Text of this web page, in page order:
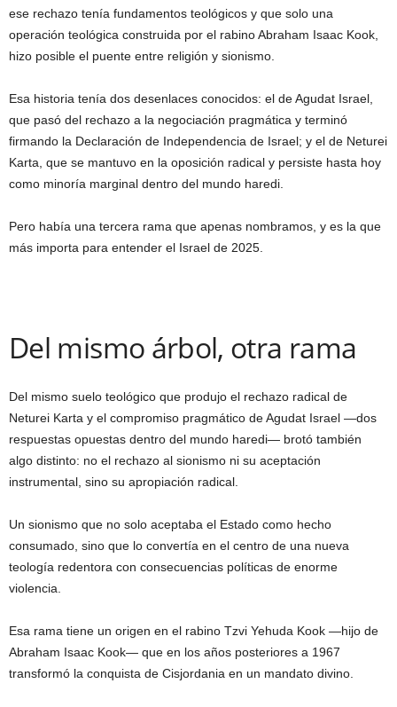
ese rechazo tenía fundamentos teológicos y que solo una
operación teológica construida por el rabino Abraham Isaac Kook,
hizo posible el puente entre religión y sionismo.
Esa historia tenía dos desenlaces conocidos: el de Agudat Israel,
que pasó del rechazo a la negociación pragmática y terminó
firmando la Declaración de Independencia de Israel; y el de Neturei
Karta, que se mantuvo en la oposición radical y persiste hasta hoy
como minoría marginal dentro del mundo haredi.
Pero había una tercera rama que apenas nombramos, y es la que
más importa para entender el Israel de 2025.
Del mismo árbol, otra rama
Del mismo suelo teológico que produjo el rechazo radical de
Neturei Karta y el compromiso pragmático de Agudat Israel —dos
respuestas opuestas dentro del mundo haredi— brotó también
algo distinto: no el rechazo al sionismo ni su aceptación
instrumental, sino su apropiación radical.
Un sionismo que no solo aceptaba el Estado como hecho
consumado, sino que lo convertía en el centro de una nueva
teología redentora con consecuencias políticas de enorme
violencia.
Esa rama tiene un origen en el rabino Tzvi Yehuda Kook —hijo de
Abraham Isaac Kook— que en los años posteriores a 1967
transformó la conquista de Cisjordania en un mandato divino.